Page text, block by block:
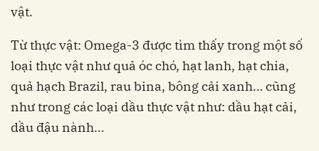
vật.
Từ thực vật: Omega-3 được tìm thấy trong một số
loại thực vật như quả óc chó, hạt lanh, hạt chia,
quả hạch Brazil, rau bina, bông cải xanh… cũng
như trong các loại dầu thực vật như: dầu hạt cải,
dầu đậu nành…